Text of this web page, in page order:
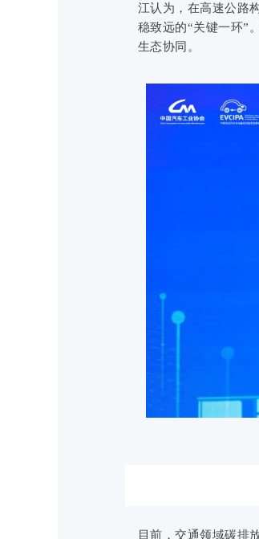
江认为，在高速公路
稳致远的“关键一环”
生态协同。
目前，交通领域碳排